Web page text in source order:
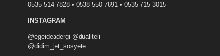
0535 514 7828 • 0538 550 7891 • 0535 715 3015
INSTAGRAM
@egeideadergi @dualiteli
@didim_jet_sosyete